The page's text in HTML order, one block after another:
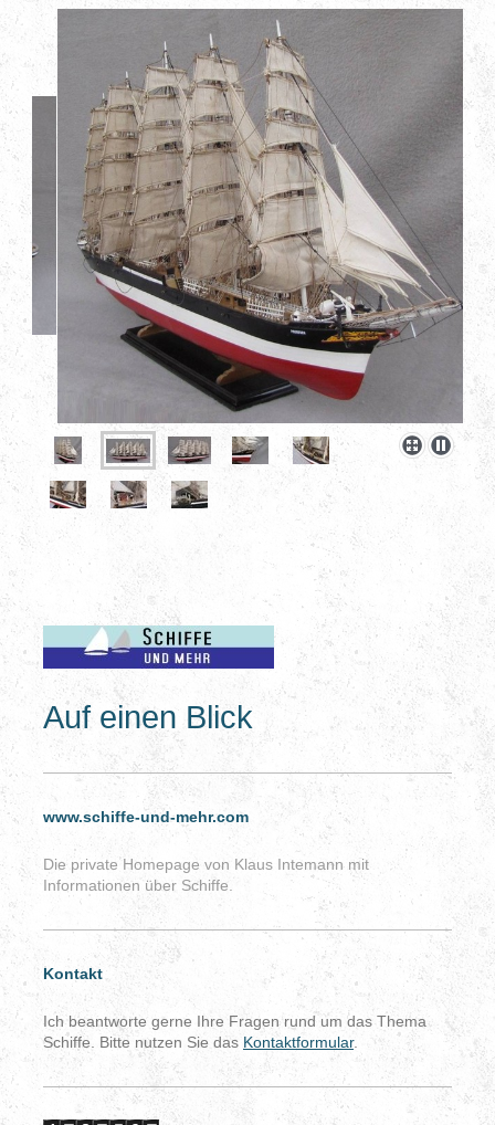
Auf einen Blick
www.schiffe-und-mehr.com
Die private Homepage von Klaus Intemann mit
Informationen über Schiffe.
Kontakt
Ich beantworte gerne Ihre Fragen rund um das Thema
Schiffe. Bitte nutzen Sie das Kontaktformular.